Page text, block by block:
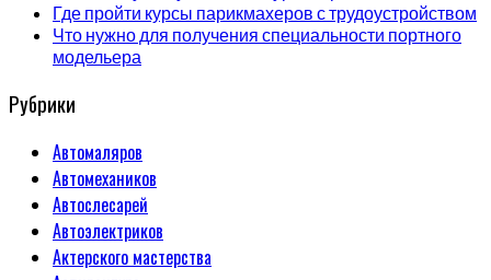
Где пройти курсы парикмахеров с трудоустройством
Что нужно для получения специальности портного
модельера
Рубрики
Автомаляров
Автомехаников
Автослесарей
Автоэлектриков
Актерского мастерства